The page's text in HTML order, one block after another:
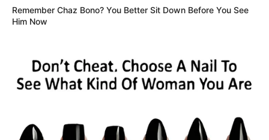
Remember Chaz Bono? You Better Sit Down Before You See
Him Now